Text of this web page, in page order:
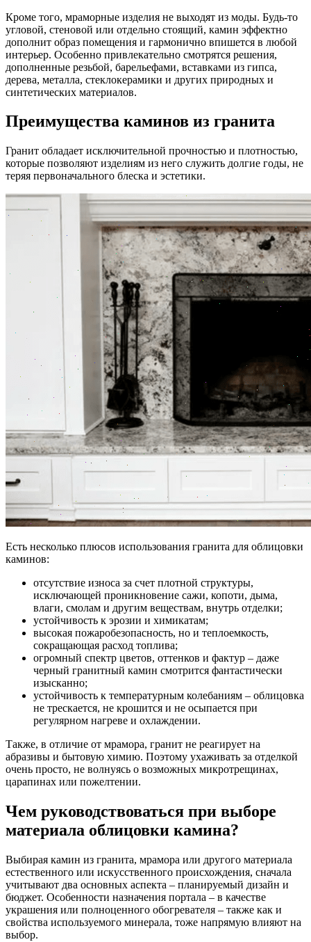
Кроме того, мраморные изделия не выходят из моды. Будь-то
угловой, стеновой или отдельно стоящий, камин эффектно
дополнит образ помещения и гармонично впишется в любой
интерьер. Особенно привлекательно смотрятся решения,
дополненные резьбой, барельефами, вставками из гипса,
дерева, металла, стеклокерамики и других природных и
синтетических материалов.
Преимущества каминов из гранита
Гранит обладает исключительной прочностью и плотностью,
которые позволяют изделиям из него служить долгие годы, не
теряя первоначального блеска и эстетики.
Есть несколько плюсов использования гранита для облицовки
каминов:
отсутствие износа за счет плотной структуры,
исключающей проникновение сажи, копоти, дыма,
влаги, смолам и другим веществам, внутрь отделки;
устойчивость к эрозии и химикатам;
высокая пожаробезопасность, но и теплоемкость,
сокращающая расход топлива;
огромный спектр цветов, оттенков и фактур – даже
черный гранитный камин смотрится фантастически
изысканно;
устойчивость к температурным колебаниям – облицовка
не трескается, не крошится и не осыпается при
регулярном нагреве и охлаждении.
Также, в отличие от мрамора, гранит не реагирует на
абразивы и бытовую химию. Поэтому ухаживать за отделкой
очень просто, не волнуясь о возможных микротрещинах,
царапинах или пожелтении.
Чем руководствоваться при выборе
материала облицовки камина?
Выбирая камин из гранита, мрамора или другого материала
естественного или искусственного происхождения, сначала
учитывают два основных аспекта – планируемый дизайн и
бюджет. Особенности назначения портала – в качестве
украшения или полноценного обогревателя – также как и
свойства используемого минерала, тоже напрямую влияют на
выбор.